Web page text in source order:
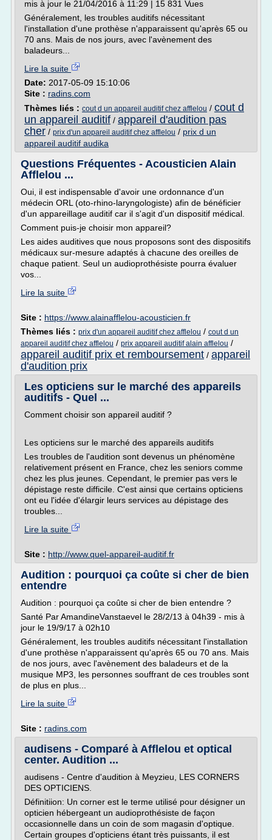
mis à jour le 21/04/2016 à 11:29 | 15 831 Vues
Généralement, les troubles auditifs nécessitant
l'installation d'une prothèse n'apparaissent qu'après 65 ou
70 ans. Mais de nos jours, avec l'avènement des
baladeurs...
Lire la suite
Date: 2017-05-09 15:10:06
Site : radins.com
Thèmes liés : cout d un appareil auditif chez afflelou / cout d
un appareil auditif / appareil d'audition pas
cher / prix d'un appareil auditif chez afflelou / prix d un
appareil auditif audika
Questions Fréquentes - Acousticien Alain
Afflelou ...
Oui, il est indispensable d'avoir une ordonnance d'un
médecin ORL (oto-rhino-laryngologiste) afin de bénéficier
d'un appareillage auditif car il s'agit d'un dispositif médical.
Comment puis-je choisir mon appareil?
Les aides auditives que nous proposons sont des dispositifs
médicaux sur-mesure adaptés à chacune des oreilles de
chaque patient. Seul un audioprothésiste pourra évaluer
vos...
Lire la suite
Site : https://www.alainafflelou-acousticien.fr
Thèmes liés : prix d'un appareil auditif chez afflelou / cout d un
appareil auditif chez afflelou / prix appareil auditif alain afflelou /
appareil auditif prix et remboursement / appareil
d'audition prix
Les opticiens sur le marché des appareils
auditifs - Quel ...
Comment choisir son appareil auditif ?
Les opticiens sur le marché des appareils auditifs
Les troubles de l'audition sont devenus un phénomène
relativement présent en France, chez les seniors comme
chez les plus jeunes. Cependant, le premier pas vers le
dépistage reste difficile. C'est ainsi que certains opticiens
ont eu l'idée d'élargir leurs services au dépistage des
troubles...
Lire la suite
Site : http://www.quel-appareil-auditif.fr
Audition : pourquoi ça coûte si cher de bien
entendre
Audition : pourquoi ça coûte si cher de bien entendre ?
Santé Par AmandineVanstaevel le 28/2/13 à 04h39 - mis à
jour le 19/9/17 à 02h10
Généralement, les troubles auditifs nécessitant l'installation
d'une prothèse n'apparaissent qu'après 65 ou 70 ans. Mais
de nos jours, avec l'avènement des baladeurs et de la
musique MP3, les personnes souffrant de ces troubles sont
de plus en plus...
Lire la suite
Site : radins.com
audisens - Comparé à Afflelou et optical
center. Audition ...
audisens - Centre d'audition à Meyzieu, LES CORNERS
DES OPTICIENS.
Définitiion: Un corner est le terme utilisé pour désigner un
opticien hébergeant un audioprothésiste de façon
occasionnelle dans un coin de som magasin d'optique.
Certain groupes d'opticiens étant très puissants, il est